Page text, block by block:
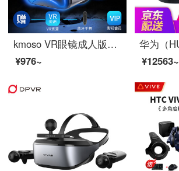
kmoso VR眼镜成人版游戏高清电影手机3d立体虚拟现实苹果安卓通用头戴式一体机智能ar眼镜 VR眼镜+蓝牙手柄+VR资源
¥976~
¥12563~